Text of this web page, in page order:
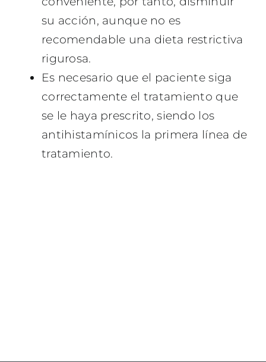
su acción, aunque no es
recomendable una dieta restrictiva
rigurosa.
Es necesario que el paciente siga
correctamente el tratamiento que
se le haya prescrito, siendo los
antihistamínicos la primera línea de
tratamiento.